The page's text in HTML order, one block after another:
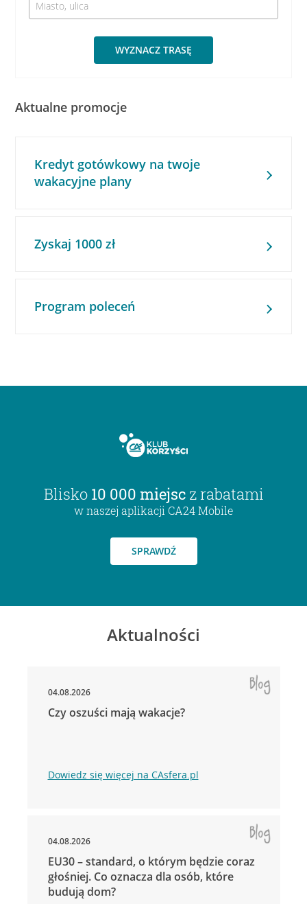
WYZNACZ TRASĘ
Aktualne promocje
Kredyt gotówkowy na twoje
wakacyjne plany
Zyskaj 1000 zł
Program poleceń
Blisko 10 000 miejsc z rabatami
w naszej aplikacji CA24 Mobile
SPRAWDŹ
Aktualności
04.08.2026
Czy oszuści mają wakacje?
Dowiedz się więcej na CAsfera.pl
04.08.2026
EU30 – standard, o którym będzie coraz
głośniej. Co oznacza dla osób, które
budują dom?